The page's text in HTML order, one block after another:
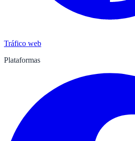
Tráfico web
Plataformas